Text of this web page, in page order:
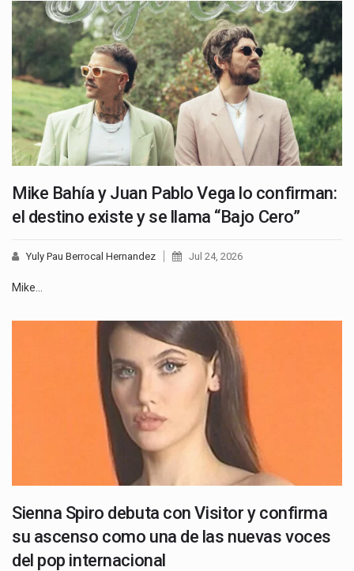
Mike Bahía y Juan Pablo Vega lo confirman:
el destino existe y se llama “Bajo Cero”
Yuly Pau Berrocal Hernandez Jul 24, 2026
Mike…
Sienna Spiro debuta con Visitor y confirma
su ascenso como una de las nuevas voces
del pop internacional